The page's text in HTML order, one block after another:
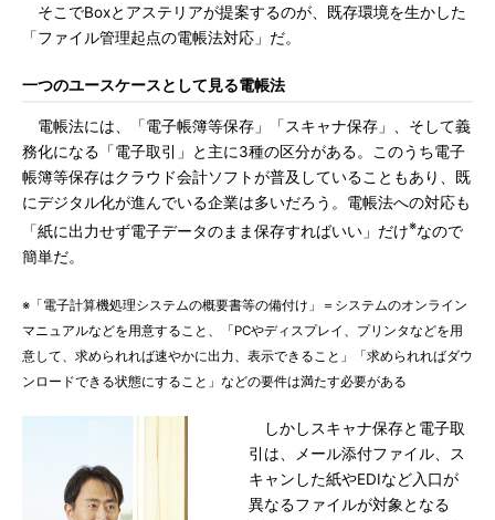
そこでBoxとアステリアが提案するのが、既存環境を生かした
「ファイル管理起点の電帳法対応」だ。
一つのユースケースとして見る電帳法
電帳法には、「電子帳簿等保存」「スキャナ保存」、そして義
務化になる「電子取引」と主に3種の区分がある。このうち電子
帳簿等保存はクラウド会計ソフトが普及していることもあり、既
にデジタル化が進んでいる企業は多いだろう。電帳法への対応も
「紙に出力せず電子データのまま保存すればいい」だけ※なので
簡単だ。
※「電子計算機処理システムの概要書等の備付け」＝システムのオンライン
マニュアルなどを用意すること、「PCやディスプレイ、プリンタなどを用
意して、求められれば速やかに出力、表示できること」「求められればダウ
ンロードできる状態にすること」などの要件は満たす必要がある
しかしスキャナ保存と電子取
引は、メール添付ファイル、ス
キャンした紙やEDIなど入口が
異なるファイルが対象となる